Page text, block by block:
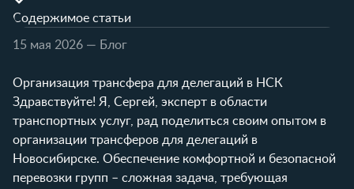
Содержимое статьи
15 мая 2026 — Блог
Организация трансфера для делегаций в НСК
Здравствуйте! Я, Сергей, эксперт в области
транспортных услуг, рад поделиться своим опытом в
организации трансферов для делегаций в
Новосибирске. Обеспечение комфортной и безопасной
перевозки групп – сложная задача, требующая